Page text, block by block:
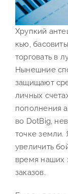
Хрупкий
кью,
торговать в
Нынешние
защищают
личных
пополнения
во DotBig,
точке
увеличить
время наших
заказов.